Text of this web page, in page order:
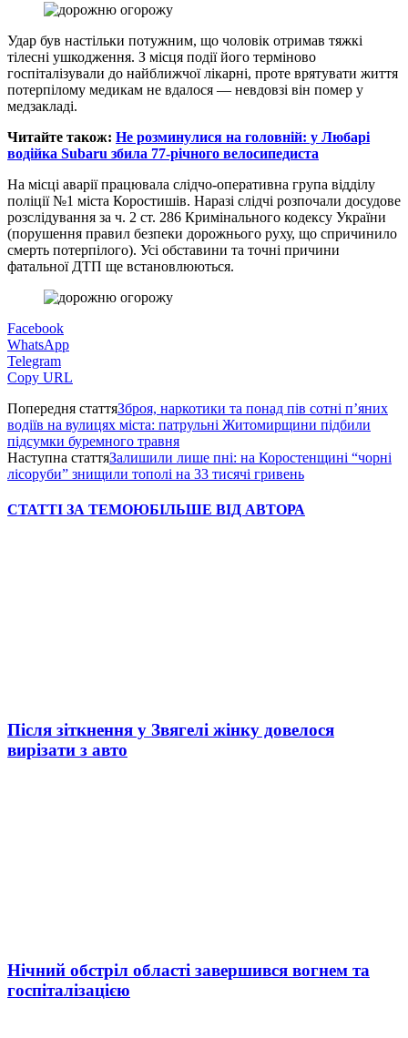
Удар був настільки потужним, що чоловік отримав тяжкі
тілесні ушкодження. З місця події його терміново
госпіталізували до найближчої лікарні, проте врятувати життя
потерпілому медикам не вдалося — невдовзі він помер у
медзакладі.
Читайте також: Не розминулися на головній: у Любарі
водійка Subaru збила 77-річного велосипедиста
На місці аварії працювала слідчо-оперативна група відділу
поліції №1 міста Коростишів. Наразі слідчі розпочали досудове
розслідування за ч. 2 ст. 286 Кримінального кодексу України
(порушення правил безпеки дорожнього руху, що спричинило
смерть потерпілого). Усі обставини та точні причини
фатальної ДТП ще встановлюються.
Facebook
WhatsApp
Telegram
Copy URL
Попередня статтяЗброя, наркотики та понад пів сотні п’яних
водіїв на вулицях міста: патрульні Житомирщини підбили
підсумки буремного травня
Наступна статтяЗалишили лише пні: на Коростенщині “чорні
лісоруби” знищили тополі на 33 тисячі гривень
СТАТТІ ЗА ТЕМОЮБІЛЬШЕ ВІД АВТОРА
Після зіткнення у Звягелі жінку довелося
вирізати з авто
Нічний обстріл області завершився вогнем та
госпіталізацією